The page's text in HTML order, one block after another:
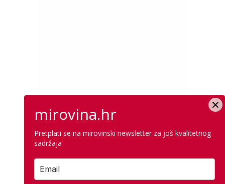
mirovina.hr
Pretplati se na mirovinski newsletter za još kvalitetnog
sadržaja